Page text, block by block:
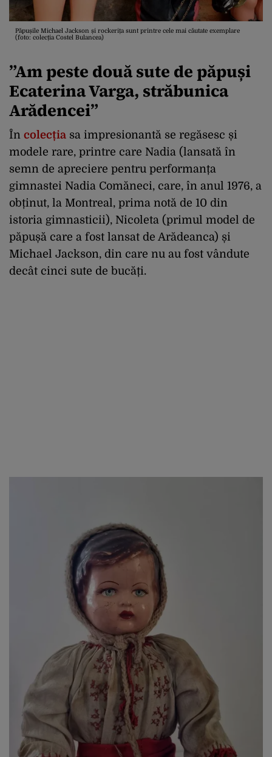
Păpușile Michael Jackson și rockerița sunt printre cele mai căutate exemplare
(foto: colecția Costel Bulancea)
”Am peste două sute de păpuși
Ecaterina Varga, străbunica
Arădencei”
În colecția sa impresionantă se regăsesc și
modele rare, printre care Nadia (lansată în
semn de apreciere pentru performanța
gimnastei Nadia Comăneci, care, în anul 1976, a
obținut, la Montreal, prima notă de 10 din
istoria gimnasticii), Nicoleta (primul model de
păpușă care a fost lansat de Arădeanca) și
Michael Jackson, din care nu au fost vândute
decât cinci sute de bucăți.